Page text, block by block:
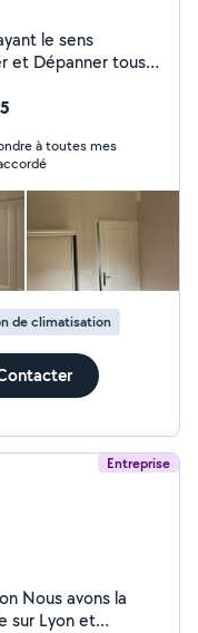
le sens
et Dépanner tous
Tableau
avec 20 ans
à toutes mes
de climatisation
Entreprise
la